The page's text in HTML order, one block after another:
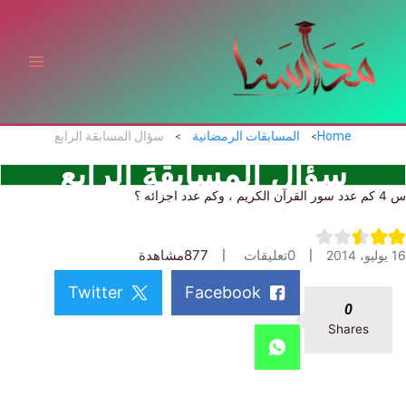
Home المسابقات الرمضانية سؤال المسابقة الرابع
سؤال المسابقة الرابع
تعليقات 877مشاهدة
Shares
Facebook
Twitter